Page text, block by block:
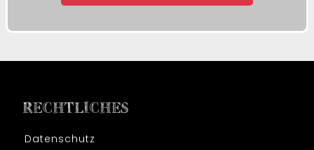
RECHTLICHES
Datenschutz